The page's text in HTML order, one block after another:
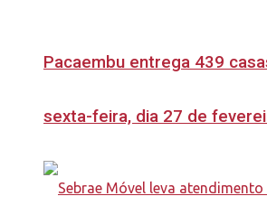
Pacaembu entrega 439
sexta-feira, dia 27 de